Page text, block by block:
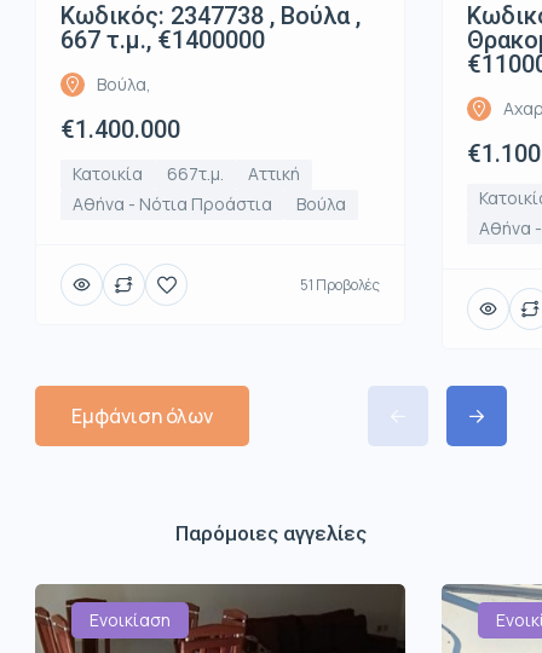
Κωδικός: 2347738 , Βούλα ,
667 τ.μ., €1400000
Βούλα,
€1.400.000
Κατοικία 667τ.μ.
Αττική
Αθήνα - Νότια Προάστια
Βούλα
51 Προβολές
Αθήνα
Εμφάνιση όλων
Παρόμοιες αγγελίες
Ενοικίαση